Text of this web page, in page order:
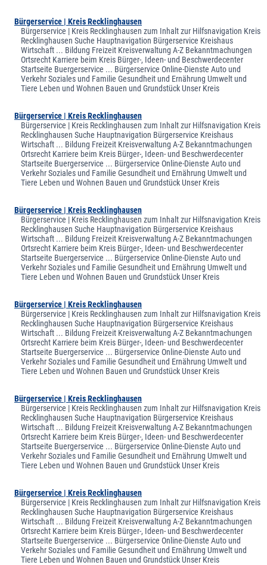
Bürgerservice | Kreis Recklinghausen
Bürgerservice | Kreis Recklinghausen zum Inhalt zur Hilfsnavigation Kreis
Recklinghausen Suche Hauptnavigation Bürgerservice Kreishaus
Wirtschaft ... Bildung Freizeit Kreisverwaltung A-Z Bekanntmachungen
Ortsrecht Karriere beim Kreis Bürger-, Ideen- und Beschwerdecenter
Startseite Buergerservice ... Bürgerservice Online-Dienste Auto und
Verkehr Soziales und Familie Gesundheit und Ernährung Umwelt und
Tiere Leben und Wohnen Bauen und Grundstück Unser Kreis
Bürgerservice | Kreis Recklinghausen
Bürgerservice | Kreis Recklinghausen zum Inhalt zur Hilfsnavigation Kreis
Recklinghausen Suche Hauptnavigation Bürgerservice Kreishaus
Wirtschaft ... Bildung Freizeit Kreisverwaltung A-Z Bekanntmachungen
Ortsrecht Karriere beim Kreis Bürger-, Ideen- und Beschwerdecenter
Startseite Buergerservice ... Bürgerservice Online-Dienste Auto und
Verkehr Soziales und Familie Gesundheit und Ernährung Umwelt und
Tiere Leben und Wohnen Bauen und Grundstück Unser Kreis
Bürgerservice | Kreis Recklinghausen
Bürgerservice | Kreis Recklinghausen zum Inhalt zur Hilfsnavigation Kreis
Recklinghausen Suche Hauptnavigation Bürgerservice Kreishaus
Wirtschaft ... Bildung Freizeit Kreisverwaltung A-Z Bekanntmachungen
Ortsrecht Karriere beim Kreis Bürger-, Ideen- und Beschwerdecenter
Startseite Buergerservice ... Bürgerservice Online-Dienste Auto und
Verkehr Soziales und Familie Gesundheit und Ernährung Umwelt und
Tiere Leben und Wohnen Bauen und Grundstück Unser Kreis
Bürgerservice | Kreis Recklinghausen
Bürgerservice | Kreis Recklinghausen zum Inhalt zur Hilfsnavigation Kreis
Recklinghausen Suche Hauptnavigation Bürgerservice Kreishaus
Wirtschaft ... Bildung Freizeit Kreisverwaltung A-Z Bekanntmachungen
Ortsrecht Karriere beim Kreis Bürger-, Ideen- und Beschwerdecenter
Startseite Buergerservice ... Bürgerservice Online-Dienste Auto und
Verkehr Soziales und Familie Gesundheit und Ernährung Umwelt und
Tiere Leben und Wohnen Bauen und Grundstück Unser Kreis
Bürgerservice | Kreis Recklinghausen
Bürgerservice | Kreis Recklinghausen zum Inhalt zur Hilfsnavigation Kreis
Recklinghausen Suche Hauptnavigation Bürgerservice Kreishaus
Wirtschaft ... Bildung Freizeit Kreisverwaltung A-Z Bekanntmachungen
Ortsrecht Karriere beim Kreis Bürger-, Ideen- und Beschwerdecenter
Startseite Buergerservice ... Bürgerservice Online-Dienste Auto und
Verkehr Soziales und Familie Gesundheit und Ernährung Umwelt und
Tiere Leben und Wohnen Bauen und Grundstück Unser Kreis
Bürgerservice | Kreis Recklinghausen
Bürgerservice | Kreis Recklinghausen zum Inhalt zur Hilfsnavigation Kreis
Recklinghausen Suche Hauptnavigation Bürgerservice Kreishaus
Wirtschaft ... Bildung Freizeit Kreisverwaltung A-Z Bekanntmachungen
Ortsrecht Karriere beim Kreis Bürger-, Ideen- und Beschwerdecenter
Startseite Buergerservice ... Bürgerservice Online-Dienste Auto und
Verkehr Soziales und Familie Gesundheit und Ernährung Umwelt und
Tiere Leben und Wohnen Bauen und Grundstück Unser Kreis